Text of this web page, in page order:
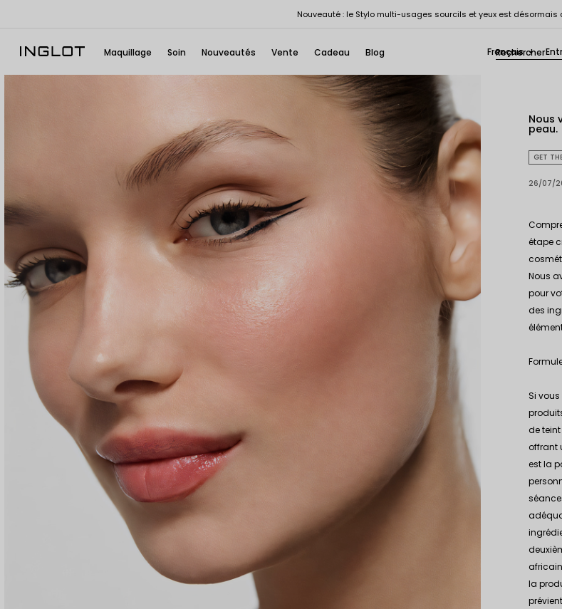
Nouveauté : le Stylo multi-usages sourcils et yeux est désormais
Maquillage Soin Nouveautés Vente Cadeau Blog Français 
Nous
peau.
GET
26/07/
étape
Nous
pour
des
Si
de
offrant
est la
la